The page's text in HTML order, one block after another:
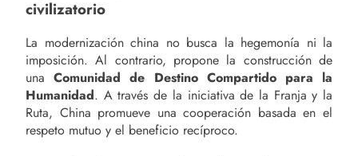
civilizatorio
La modernización china no busca la hegemonía ni la
imposición. Al contrario, propone la construcción de
unaComunidad de Destino Compartido para la
Humanidad. A través de la iniciativa de la Franja y la
Ruta, China promueve una cooperación basada en el
respeto mutuo y el beneficio recíproco.